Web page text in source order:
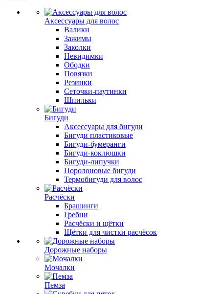
Аксессуары для волос
Валики
Зажимы
Заколки
Невидимки
Ободки
Повязки
Резинки
Сеточки-паутинки
Шпильки
Бигуди
Аксессуары для бигуди
Бигуди пластиковые
Бигуди-бумеранги
Бигуди-коклюшки
Бигуди-липучки
Поролоновые бигуди
Термобигуди для волос
Расчёски
Брашинги
Гребни
Расчёски и щётки
Щётки для чистки расчёсок
Дорожные наборы
Мочалки
Пемза